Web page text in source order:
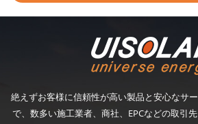
り、工事と工期が大幅削減できま
絶えずお客様に信頼性が高い製品と安心なサ
で、数多い施工業者、商社、EPCなどの取引